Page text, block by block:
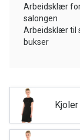
Arbeidsklær
salongen
Arbeidsklær til
bukser
Kjoler